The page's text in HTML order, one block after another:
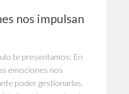
nos impulsan
te presentamos: En
emociones nos
poder gestionarlas,